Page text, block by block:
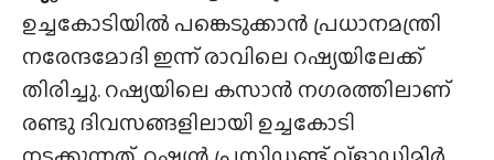
ഉച്ചകോടിയിൽ പങ്കെടുക്കാൻ പ്രധാനമന്ത്രി
നരേന്ദമോദി ഇന്ന് രാവിലെ റഷ്യയിലേക്ക്
തിരിച്ചു. റഷ്യയിലെ കസാൻ നഗരത്തിലാണ്
രണ്ടു ദിവസങ്ങളിലായി ഉച്ചകോടി